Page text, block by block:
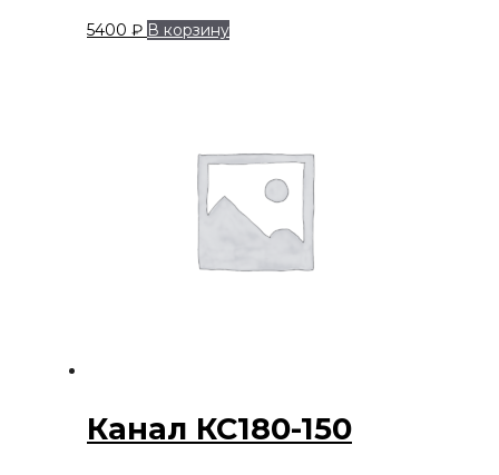
5400 ₽ В корзину
Канал КС180-150